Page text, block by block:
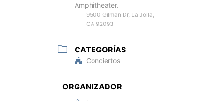
Amphitheater.
9500 Gilman Dr, La Jolla,
CA 92093
CATEGORÍAS
Conciertos
ORGANIZADOR